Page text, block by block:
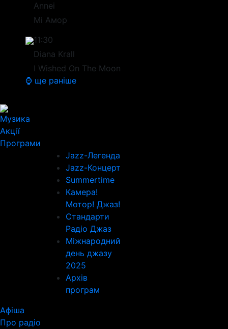
Annei
Мі Амор
11:30
Diana Krall
I Wished On The Moon
⌚ ще раніше
Музика
Акції
Програми
Jazz-Легенда
Jazz-Концерт
Summertime
Камера!
Мотор! Джаз!
Стандарти
Радіо Джаз
Міжнародний
день джазу
2025
Архів
програм
Афіша
Про радіо